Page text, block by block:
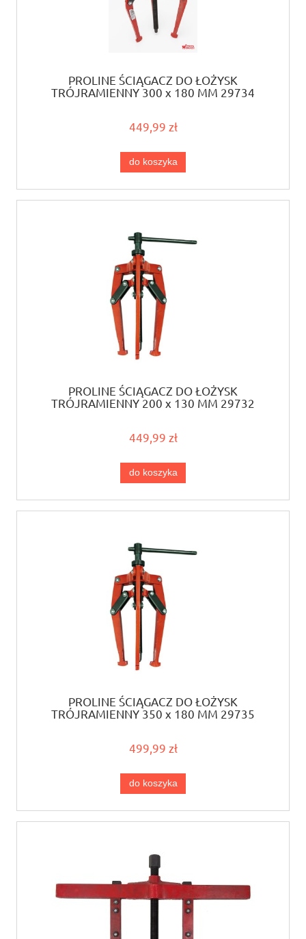
PROLINE ŚCIĄGACZ DO ŁOŻYSK
TRÓJRAMIENNY 300 x 180 MM 29734
449,99 zł
do koszyka
PROLINE ŚCIĄGACZ DO ŁOŻYSK
TRÓJRAMIENNY 200 x 130 MM 29732
449,99 zł
do koszyka
PROLINE ŚCIĄGACZ DO ŁOŻYSK
TRÓJRAMIENNY 350 x 180 MM 29735
499,99 zł
do koszyka